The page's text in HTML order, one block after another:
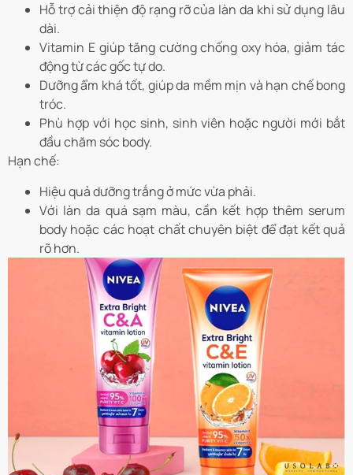
Hỗ trợ cải thiện độ rạng rỡ của làn da khi sử dụng lâu
dài.
Vitamin E giúp tăng cường chống oxy hóa, giảm tác
động từ các gốc tự do.
Dưỡng ẩm khá tốt, giúp da mềm mịn và hạn chế bong
tróc.
Phù hợp với học sinh, sinh viên hoặc người mới bắt
đầu chăm sóc body.
Hạn chế:
Hiệu quả dưỡng trắng ở mức vừa phải.
Với làn da quá sạm màu, cần kết hợp thêm serum
body hoặc các hoạt chất chuyên biệt để đạt kết quả
rõ hơn.